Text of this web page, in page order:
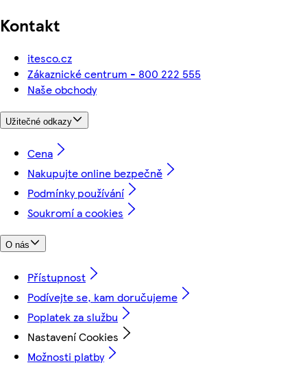
Kontakt
itesco.cz
Zákaznické centrum - 800 222 555
Naše obchody
Užitečné odkazy
Cena
Nakupujte online bezpečně
Podmínky používání
Soukromí a cookies
O nás
Přístupnost
Podívejte se, kam doručujeme
Poplatek za službu
Nastavení Cookies
Možnosti platby